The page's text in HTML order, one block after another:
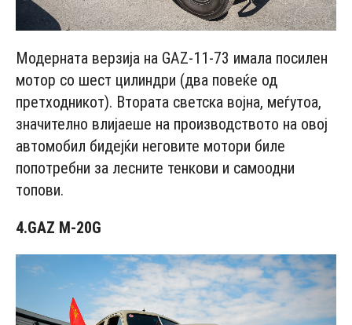
Модерната верзија на GAZ-11-73 имала посилен
мотор со шест цилиндри (два повеќе од
претходникот). Втората светска војна, меѓутоа,
значително влијаеше на производството на овој
автомобил бидејќи неговите мотори биле
попотребни за лесните тенкови и самоодни
топови.
4.GAZ M-20G